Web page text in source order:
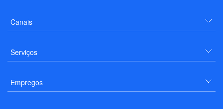
Canais
Serviços
Empregos